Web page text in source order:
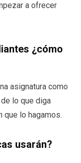
a ofrecer
¿cómo
asignatura como
lo que diga
que lo hagamos.
usarán?